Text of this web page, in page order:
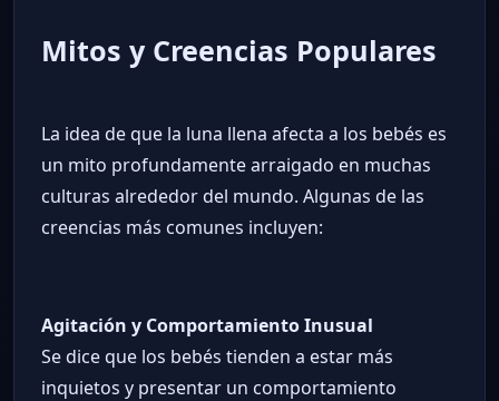
Mitos y Creencias Populares
La idea de que la luna llena afecta a los bebés es
un mito profundamente arraigado en muchas
culturas alrededor del mundo. Algunas de las
creencias más comunes incluyen:
Agitación y Comportamiento Inusual
Se dice que los bebés tienden a estar más
inquietos y presentar un comportamiento